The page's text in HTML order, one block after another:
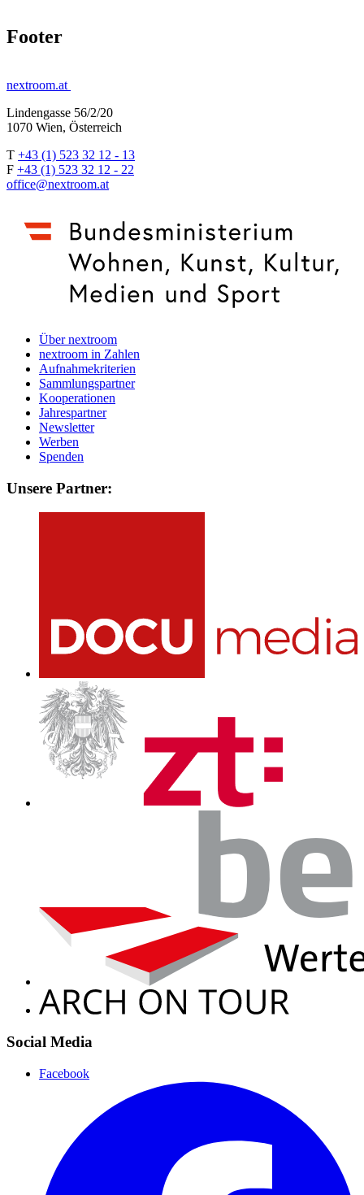
Footer
nextroom.at
Lindengasse 56/2/20
1070 Wien, Österreich
T +43 (1) 523 32 12 - 13
F +43 (1) 523 32 12 - 22
office@nextroom.at
Über nextroom
nextroom in Zahlen
Aufnahmekriterien
Sammlungspartner
Kooperationen
Jahrespartner
Newsletter
Werben
Spenden
Unsere Partner:
Social Media
Facebook